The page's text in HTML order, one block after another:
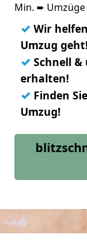
Min. ➨ Umzüge
✓ Wir
Umzug geht!
✓ Schnell
erhalten!
✓ Finden
Umzug!